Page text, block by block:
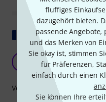
fluffiges
dazugehört bieten.
passende Angebote,
und das Merken von
Sie okay ist, stimmen
für Präferenzen,
einfach durch einen
Sie können Ihre
Original zeigen
Sehr praktisch!
Big GF
Verarbeitung